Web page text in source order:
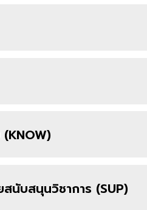
นับสนุนวิชาการ (SUP)